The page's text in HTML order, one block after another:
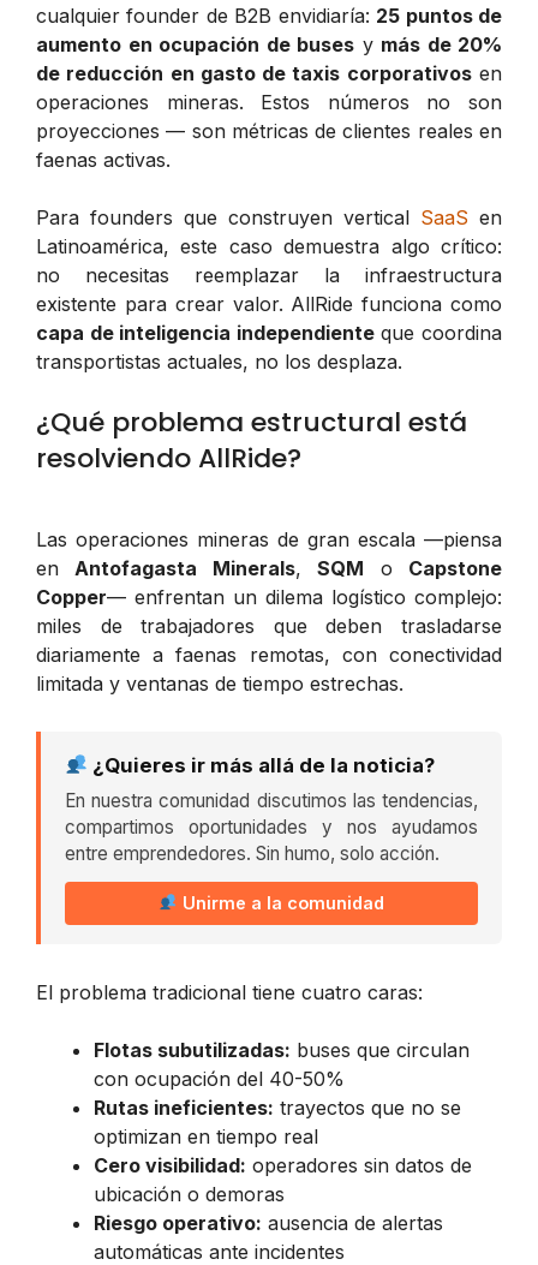
cualquier founder de B2B envidiaría: 25 puntos de
aumento en ocupación de buses y más de 20%
de reducción en gasto de taxis corporativosen
operaciones mineras. Estos números no son
proyecciones — son métricas de clientes reales en
faenas activas.
Para founders que construyen vertical SaaS en
Latinoamérica, este caso demuestra algo crítico:
no necesitas reemplazar la infraestructura
existente para crear valor. AllRide funciona como
capa de inteligencia independienteque coordina
transportistas actuales, no los desplaza.
¿Qué problema estructural está
resolviendo AllRide?
Las operaciones mineras de gran escala —piensa
en Antofagasta Minerals,SQM o Capstone
Copper— enfrentan un dilema logístico complejo:
miles de trabajadores que deben trasladarse
diariamente a faenas remotas, con conectividad
limitada y ventanas de tiempo estrechas.
¿Quieres ir más allá de la noticia?
En nuestra comunidad discutimos las tendencias,
compartimos oportunidades y nos ayudamos
entre emprendedores. Sin humo, solo acción.
Unirme a la comunidad
El problema tradicional tiene cuatro caras:
Flotas subutilizadas: buses que circulan
con ocupación del 40-50%
Rutas ineficientes: trayectos que no se
optimizan en tiempo real
Cero visibilidad: operadores sin datos de
ubicación o demoras
Riesgo operativo: ausencia de alertas
automáticas ante incidentes